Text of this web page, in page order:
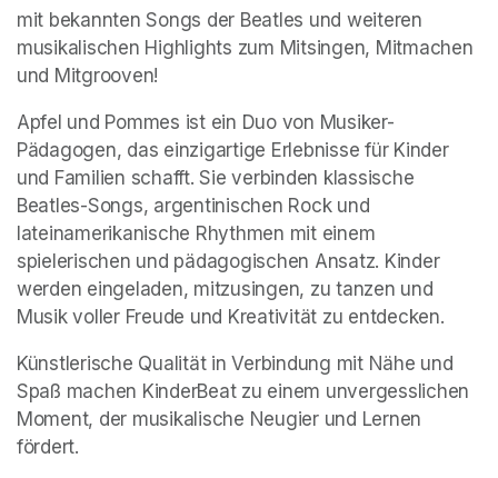
mit bekannten Songs der Beatles und weiteren
musikalischen Highlights zum Mitsingen, Mitmachen
und Mitgrooven!
Apfel und Pommes ist ein Duo von Musiker-
Pädagogen, das einzigartige Erlebnisse für Kinder
und Familien schafft. Sie verbinden klassische
Beatles-Songs, argentinischen Rock und
lateinamerikanische Rhythmen mit einem
spielerischen und pädagogischen Ansatz. Kinder
werden eingeladen, mitzusingen, zu tanzen und
Musik voller Freude und Kreativität zu entdecken.
Künstlerische Qualität in Verbindung mit Nähe und
Spaß machen KinderBeat zu einem unvergesslichen
Moment, der musikalische Neugier und Lernen
fördert.